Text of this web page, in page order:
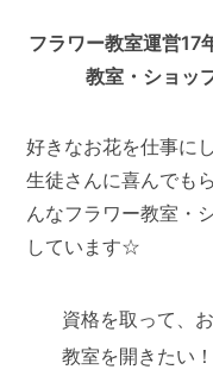
フラワー教室運営17
教室・ショッ
好きなお花を仕事に
生徒さんに喜んでも
んなフラワー教室・
しています☆
資格を取って、
教室を開きたい